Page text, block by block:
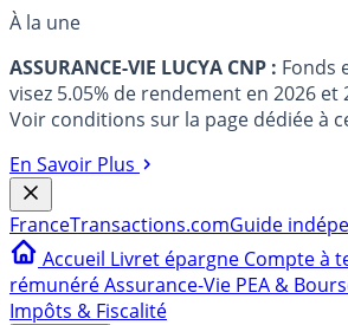
À la une
ASSURANCE-VIE LUCYA CNP : Fonds
visez 5.05% de rendement en 2026 et
Voir conditions sur la page dédiée à
En Savoir Plus
FranceTransactions.comGuide
Accueil Livret épargne Compte à
rémunéréAssurance-Vie PEA &
Impôts & Fiscalité